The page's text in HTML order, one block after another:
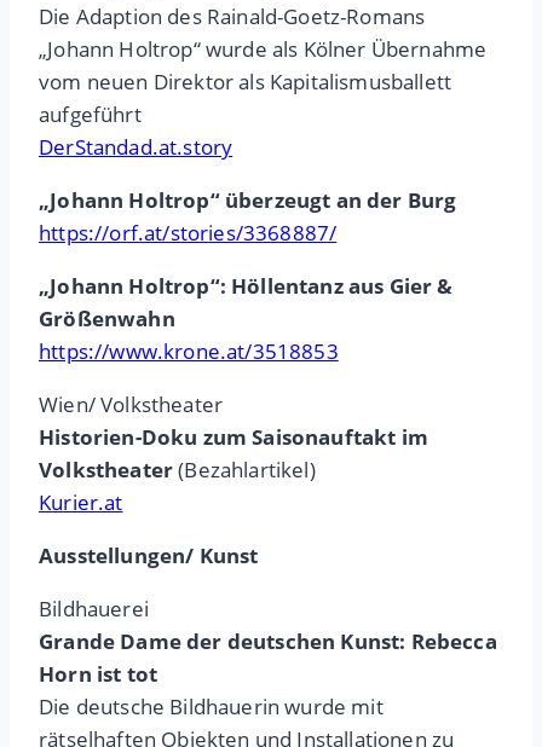
Die Adaption des Rainald-Goetz-Romans
„Johann Holtrop“ wurde als Kölner Übernahme
vom neuen Direktor als Kapitalismusballett
aufgeführt
DerStandad.at.story
„Johann Holtrop“ überzeugt an der Burg
https://orf.at/stories/3368887/
„Johann Holtrop“: Höllentanz aus Gier &
Größenwahn
https://www.krone.at/3518853
Wien/ Volkstheater
Historien-Doku zum Saisonauftakt im
Volkstheater(Bezahlartikel)
Kurier.at
Ausstellungen/ Kunst
Bildhauerei
Grande Dame der deutschen Kunst: Rebecca
Horn ist tot
Die deutsche Bildhauerin wurde mit
rätselhaften Objekten und Installationen zu